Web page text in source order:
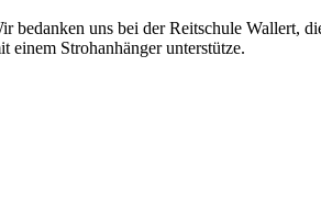
bedanken uns bei der Reitschule Wallert,
einem Strohanhänger unterstütze.